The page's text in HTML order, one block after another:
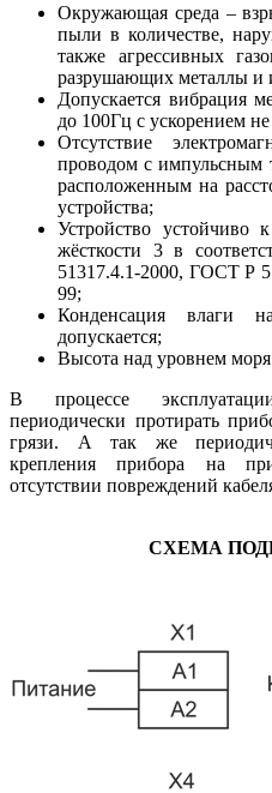
Окружающая среда –
пыли в количестве,
также агрессивных
разрушающих металлы и
Допускается вибрация
до 100Гц с ускорением
Отсутствие
проводом с импульсным
расположенным на
устройства;
Устройство устойчиво
жёсткости 3 в
51317.4.1-2000, ГОСТ Р
99;
Конденсация влаги
допускается;
Высота над уровнем
В процессе
периодически протирать
грязи. А так же
крепления прибора на
отсутствии повреждений
СХЕМА